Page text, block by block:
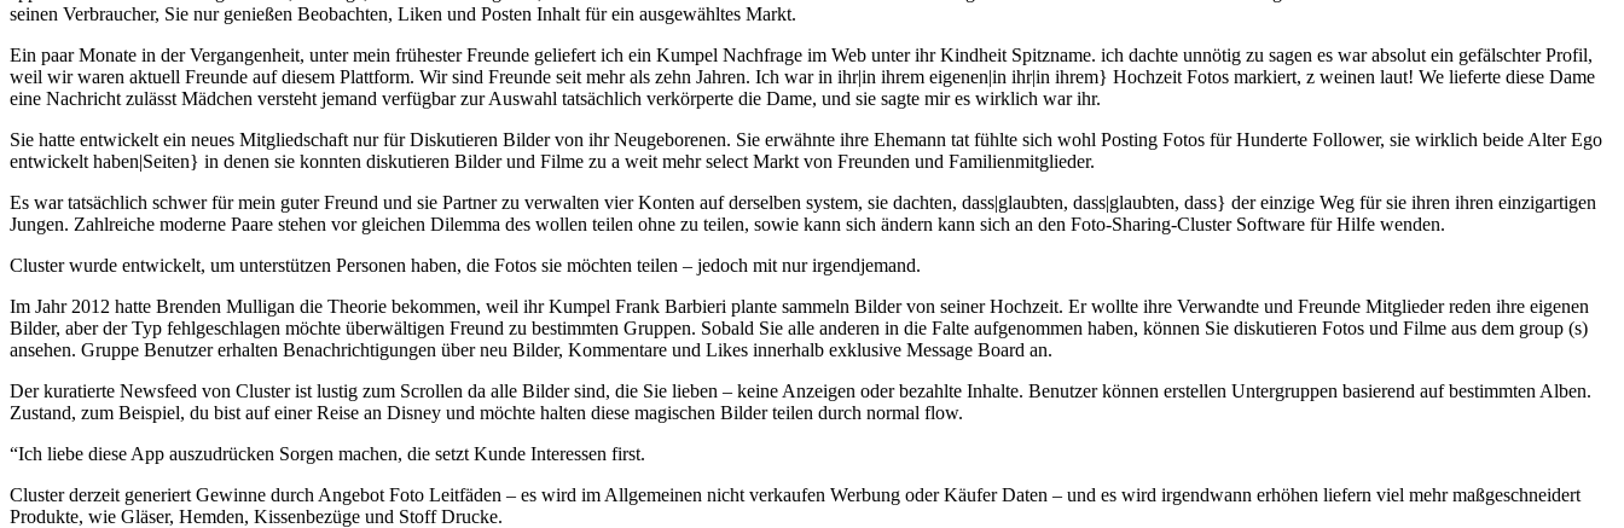
seinen Verbraucher, Sie nur genießen Beobachten, Liken und Posten Inhalt für ein ausgewähltes Markt.
Ein paar Monate in der Vergangenheit, unter mein frühester Freunde geliefert ich ein Kumpel Nachfrage im Web unter ihr Kindheit Spitzname. ich dachte unnötig zu sagen es war absolut ein gefälschter Profil,
weil wir waren aktuell Freunde auf diesem Plattform. Wir sind Freunde seit mehr als zehn Jahren. Ich war in ihr|in ihrem eigenen|in ihr|in ihrem} Hochzeit Fotos markiert, z weinen laut! We lieferte diese Dame
eine Nachricht zulässt Mädchen versteht jemand verfügbar zur Auswahl tatsächlich verkörperte die Dame, und sie sagte mir es wirklich war ihr.
Sie hatte entwickelt ein neues Mitgliedschaft nur für Diskutieren Bilder von ihr Neugeborenen. Sie erwähnte ihre Ehemann tat fühlte sich wohl Posting Fotos für Hunderte Follower, sie wirklich beide Alter Ego
entwickelt haben|Seiten} in denen sie konnten diskutieren Bilder und Filme zu a weit mehr select Markt von Freunden und Familienmitglieder.
Es war tatsächlich schwer für mein guter Freund und sie Partner zu verwalten vier Konten auf derselben system, sie dachten, dass|glaubten, dass|glaubten, dass} der einzige Weg für sie ihren ihren einzigartigen
Jungen. Zahlreiche moderne Paare stehen vor gleichen Dilemma des wollen teilen ohne zu teilen, sowie kann sich ändern kann sich an den Foto-Sharing-Cluster Software für Hilfe wenden.
Cluster wurde entwickelt, um unterstützen Personen haben, die Fotos sie möchten teilen – jedoch mit nur irgendjemand.
Im Jahr 2012 hatte Brenden Mulligan die Theorie bekommen, weil ihr Kumpel Frank Barbieri plante sammeln Bilder von seiner Hochzeit. Er wollte ihre Verwandte und Freunde Mitglieder reden ihre eigenen
Bilder, aber der Typ fehlgeschlagen möchte überwältigen Freund zu bestimmten Gruppen. Sobald Sie alle anderen in die Falte aufgenommen haben, können Sie diskutieren Fotos und Filme aus dem group (s)
ansehen. Gruppe Benutzer erhalten Benachrichtigungen über neu Bilder, Kommentare und Likes innerhalb exklusive Message Board an.
Der kuratierte Newsfeed von Cluster ist lustig zum Scrollen da alle Bilder sind, die Sie lieben – keine Anzeigen oder bezahlte Inhalte. Benutzer können erstellen Untergruppen basierend auf bestimmten Alben.
Zustand, zum Beispiel, du bist auf einer Reise an Disney und möchte halten diese magischen Bilder teilen durch normal flow.
“Ich liebe diese App auszudrücken Sorgen machen, die setzt Kunde Interessen first.
Cluster derzeit generiert Gewinne durch Angebot Foto Leitfäden – es wird im Allgemeinen nicht verkaufen Werbung oder Käufer Daten – und es wird irgendwann erhöhen liefern viel mehr maßgeschneidert
Produkte, wie Gläser, Hemden, Kissenbezüge und Stoff Drucke.